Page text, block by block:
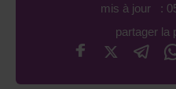
mis à jour :
partager la